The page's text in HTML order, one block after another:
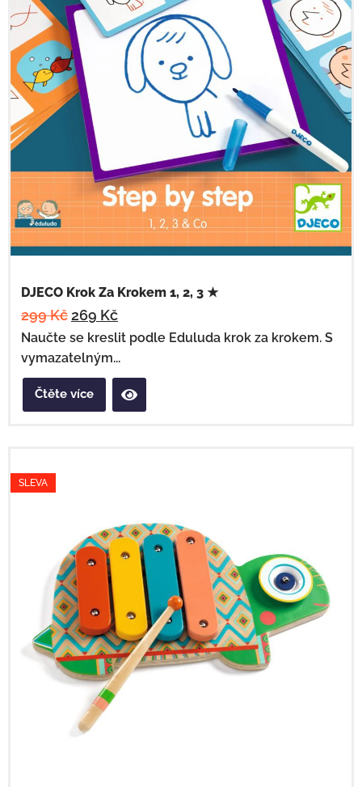
DJECO Krok Za Krokem 1, 2, 3 ★
299Kč 269 Kč
Naučte se kreslit podle Eduluda krok za krokem. S
vymazatelným...
Čtěte více
SLEVA